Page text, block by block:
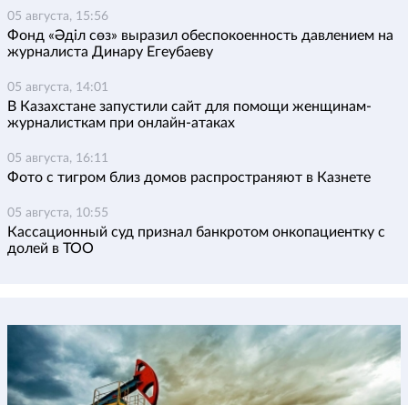
05 августа, 15:56
Фонд «Әділ сөз» выразил обеспокоенность давлением на
журналиста Динару Егеубаеву
05 августа, 14:01
В Казахстане запустили сайт для помощи женщинам-
журналисткам при онлайн-атаках
05 августа, 16:11
Фото с тигром близ домов распространяют в Казнете
05 августа, 10:55
Кассационный суд признал банкротом онкопациентку с
долей в ТОО